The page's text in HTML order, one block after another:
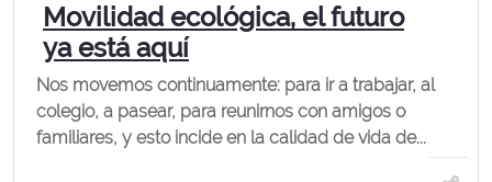
Movilidad ecológica, el futuro
ya está aquí
Nos movemos continuamente: para ir a trabajar, al
colegio, a pasear, para reunirnos con amigos o
familiares, y esto incide en la calidad de vida de...